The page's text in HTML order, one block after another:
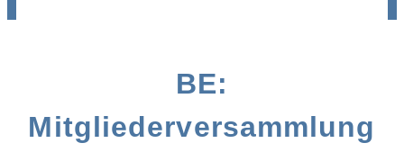
BE:
Mitgliederversammlung